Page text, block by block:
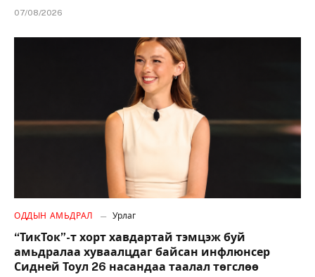
07/08/2026
ОДДЫН АМЬДРАЛ Урлаг
“ТикТок”-т хорт хавдартай тэмцэж буй
амьдралаа хуваалцдаг байсан инфлюнсер
Сидней Тоул 26 насандаа таалал төгслөө